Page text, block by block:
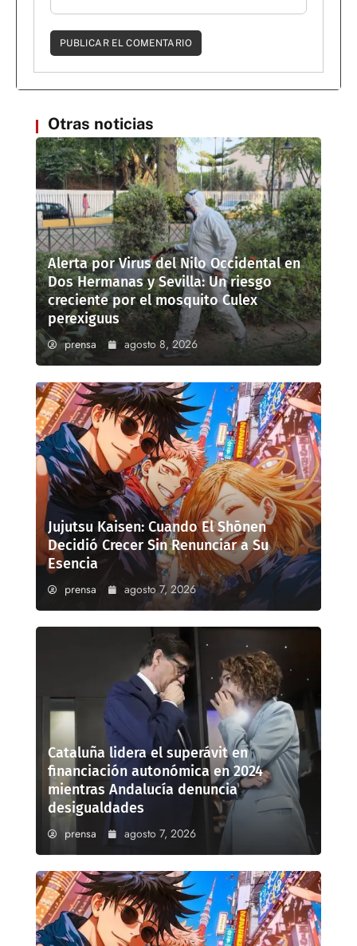
Otras noticias
Alerta por Virus del Nilo Occidental en
Dos Hermanas y Sevilla: Un riesgo
creciente por el mosquito Culex
perexiguus
prensa agosto 8, 2026
Jujutsu Kaisen: Cuando El Shōnen
Decidió Crecer Sin Renunciar a Su
Esencia
prensa agosto 7, 2026
Cataluña lidera el superávit en
financiación autonómica en 2024
mientras Andalucía denuncia
desigualdades
prensa agosto 7, 2026